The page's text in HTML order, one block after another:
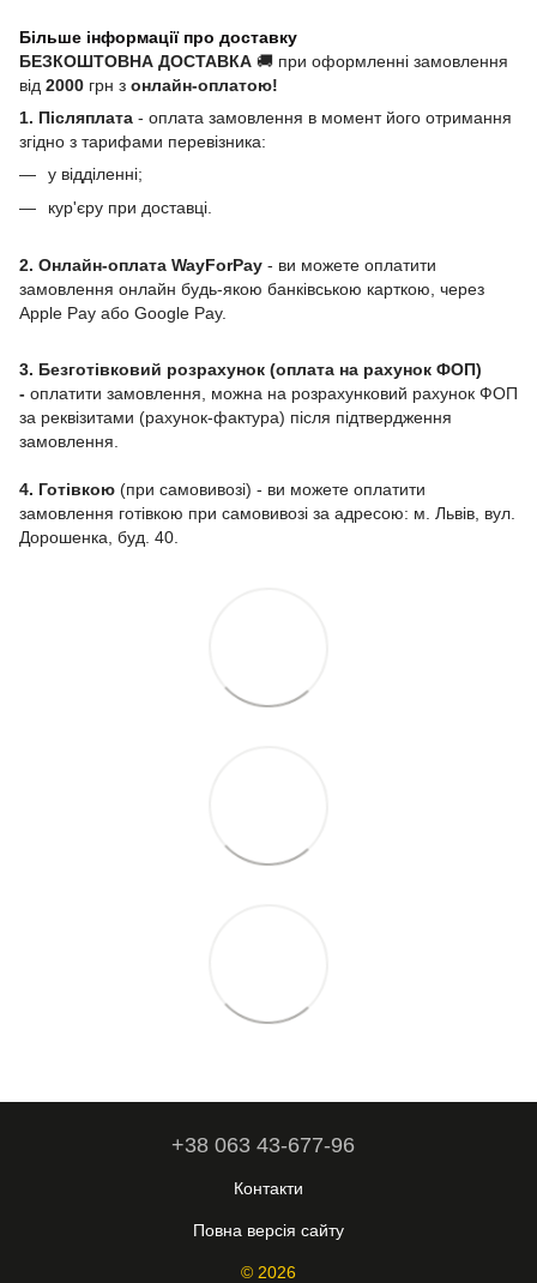
Більше інформації про доставку
БЕЗКОШТОВНА ДОСТАВКА 🚚 при оформленні замовлення
від 2000 грн з онлайн-оплатою!
1. Післяплата - оплата замовлення в момент його отримання
згідно з тарифами перевізника:
у відділенні;
кур'єру при доставці.
2. Онлайн-оплата WayForPay - ви можете оплатити
замовлення онлайн будь-якою банківською карткою, через
Apple Pay або Google Pay.
3. Безготівковий розрахунок (оплата на рахунок ФОП)
- оплатити замовлення, можна на розрахунковий рахунок ФОП
за реквізитами (рахунок-фактура) після підтвердження
замовлення.
4. Готівкою (при самовивозі) - ви можете оплатити
замовлення готівкою при самовивозі за адресою: м. Львів, вул.
Дорошенка, буд. 40.
+38 063 43-677-96
Контакти
Повна версія сайту
© 2026